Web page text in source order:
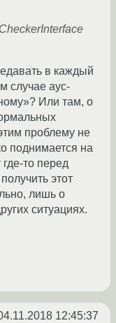
в каждый
случае аус-
Или там, о
проблему не
поднимается на
то перед
этот
лишь о
ситуациях.
12:45:37